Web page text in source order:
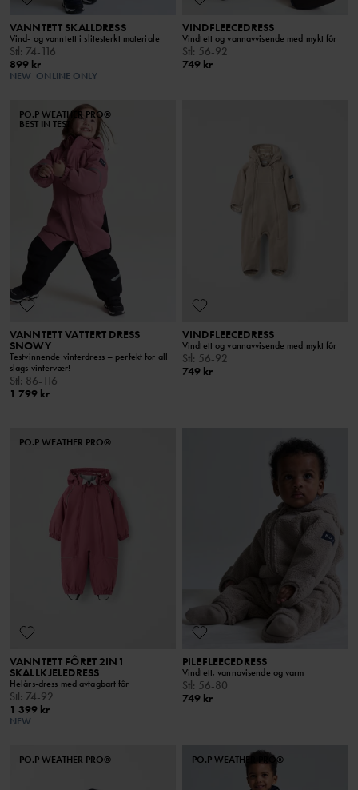
VANNTETT SKALLDRESS
Vind- og vanntett i slitesterkt materiale
Stl : 74-116
899 kr
NEW ONLINE ONLY
VINDFLEECEDRESS
Vindtett og vannavvisende med mykt fôr
Stl : 56-92
749 kr
PO.P WEATHER PRO®
BEST IN TEST
VANNTETT VATTERT DRESS
SNOWY
Testvinnende vinterdress – perfekt for all
slags vintervær!
Stl: 86-116
1 799 kr
VINDFLEECEDRESS
Vindtett og vannavvisende med mykt fôr
Stl: 56-92
749 kr
PO.P WEATHER PRO®
VANNTETT FÔRET 2IN1
SKALLKJELEDRESS
Helårs-dress med avtagbart fôr
Stl: 74-92
1 399 kr
NEW
PILEFLEECEDRESS
Vindtett, vannavisende og varm
Stl: 56-80
749 kr
PO.P WEATHER PRO® PO.P WEATHER PRO®